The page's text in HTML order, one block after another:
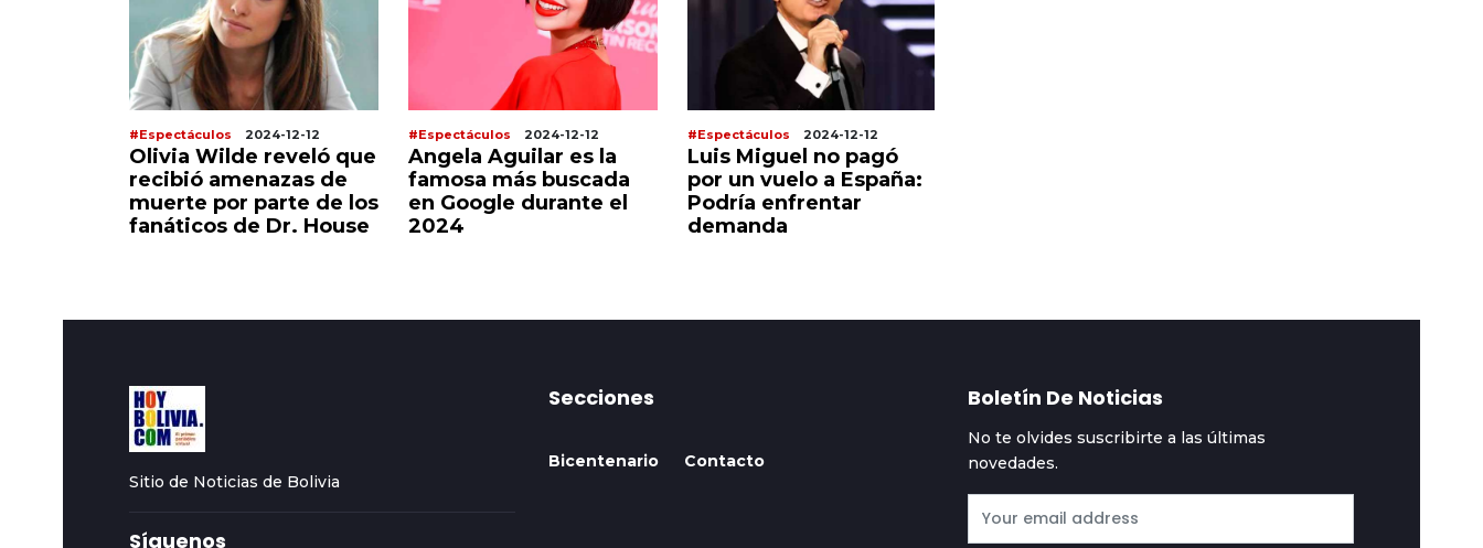
#Espectáculos 2024-12-12
Angela Aguilar es la
famosa más buscada
en Google durante el
2024
#Espectáculos 2024-12-12
Luis Miguel no pagó
por un vuelo a España:
Podría enfrentar
demanda
#Espectáculos 2024-12-12
Jennifer Lopez y Ben
Affleck, ¡unidos por una
buena noticia!
Sitio de Noticias de Bolivia
Síguenos
Secciones
Bicentenario Contacto
Boletín De Noticias
No te olvides suscribirte a las últimas
novedades.